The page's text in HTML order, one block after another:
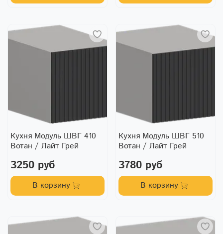
Кухня Модуль ШВГ 410
Вотан / Лайт Грей
3250 руб
В корзину
Кухня Модуль ШВГ 510
Вотан / Лайт Грей
3780 руб
В корзину